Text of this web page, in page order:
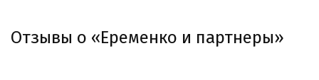
Отзывы о «Еременко и партнеры»